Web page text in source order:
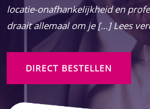
locatie-onafhankelijkheid en
draait allemaal om je […] Lees
DIRECT BESTELLEN